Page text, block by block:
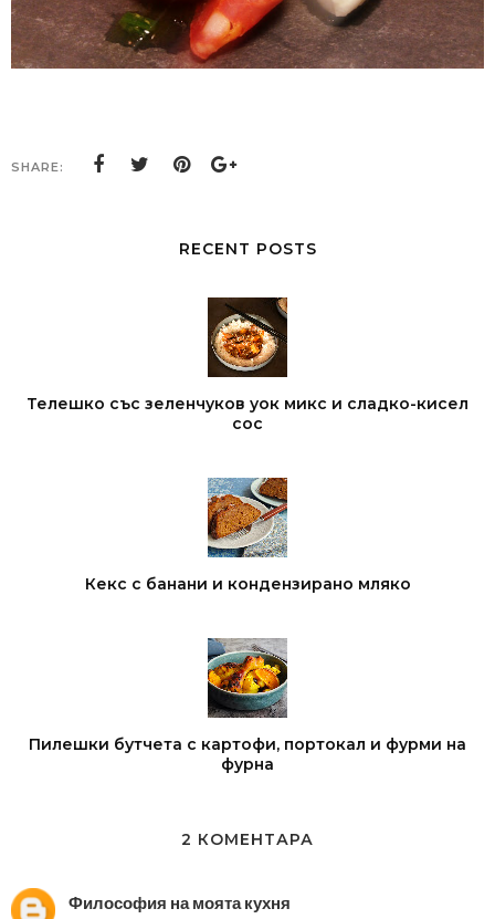
SHARE:
RECENT POSTS
Телешко със зеленчуков уок микс и сладко-кисел
сос
Кекс с банани и кондензирано мляко
Пилешки бутчета с картофи, портокал и фурми на
фурна
2 КОМЕНТАРА
Философия на моята кухня